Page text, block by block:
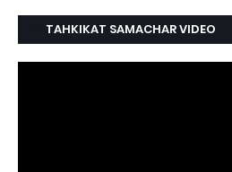
TAHKIKAT SAMACHAR VIDEO